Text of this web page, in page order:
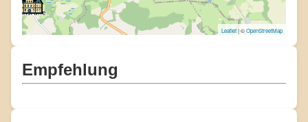
Leaflet| ©OpenStreetMap
Empfehlung